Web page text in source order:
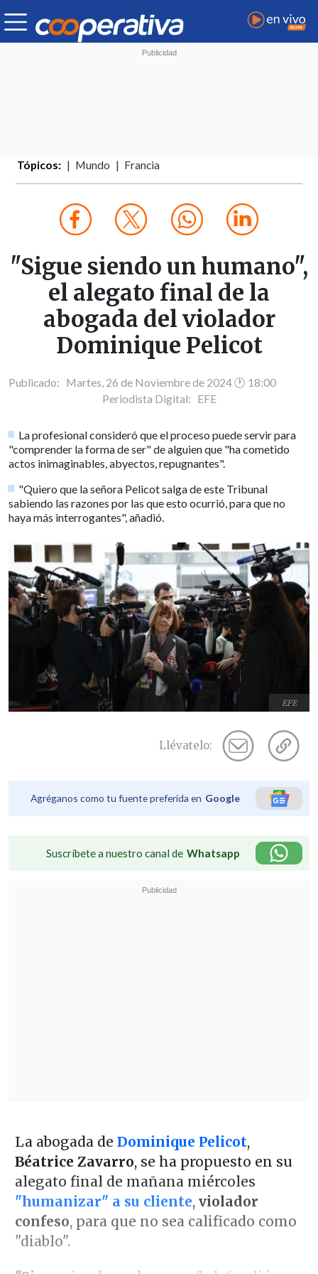
Tópicos: Mundo Francia
"Sigue siendo un humano",
el alegato final de la
abogada del violador
Dominique Pelicot
Publicado: Martes, 26 de Noviembre de 2024 🕐 18:00
Periodista Digital: EFE
La profesional consideró que el proceso puede servir para
"comprender la forma de ser" de alguien que "ha cometido
actos inimaginables, abyectos, repugnantes".
"Quiero que la señora Pelicot salga de este Tribunal
sabiendo las razones por las que esto ocurrió, para que no
haya más interrogantes", añadió.
EFE
Llévatelo:
Agréganos como tu fuente preferida en Google
Suscríbete a nuestro canal de Whatsapp
La abogada de Dominique Pelicot,
Béatrice Zavarro, se ha propuesto en su
alegato final de mañana miércoles
"humanizar" a su cliente, violador
confeso, para que no sea calificado como
"diablo".